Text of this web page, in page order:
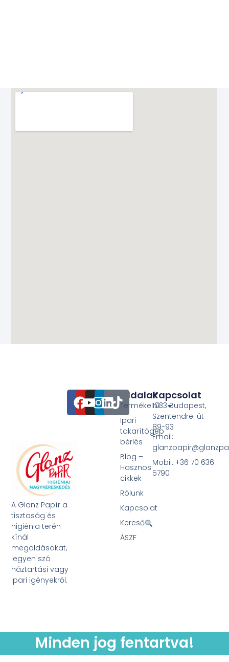
A Glanz Papír a
tisztaság és
higiénia terén
kínál
megoldásokat,
legyen szó
háztartási vagy
ipari igényekről.
Oldalak
Termékeink
Ipari
takarítógép
bérlés
Blog –
Hasznos
cikkek
Rólunk
Kapcsolat
Kereső
ÁSZF
Kapcsolat
1033 Budapest,
Szentendrei út
89-93
Email:
Mobil: +36 70 636
5790
Minden jog fentartva!